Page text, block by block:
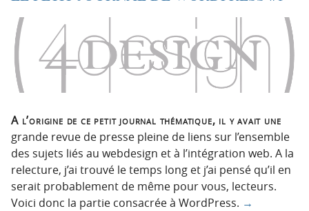
A l’origine de ce petit journal thématique, il y avait une
grande revue de presse pleine de liens sur l’ensemble
des sujets liés au webdesign et à l’intégration web. A la
relecture, j’ai trouvé le temps long et j’ai pensé qu’il en
serait probablement de même pour vous, lecteurs.
Voici donc la partie consacrée à WordPress. →